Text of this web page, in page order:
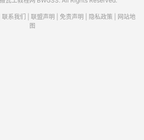
联系我们 联盟声明 免责声明 隐私政策
网站地
图